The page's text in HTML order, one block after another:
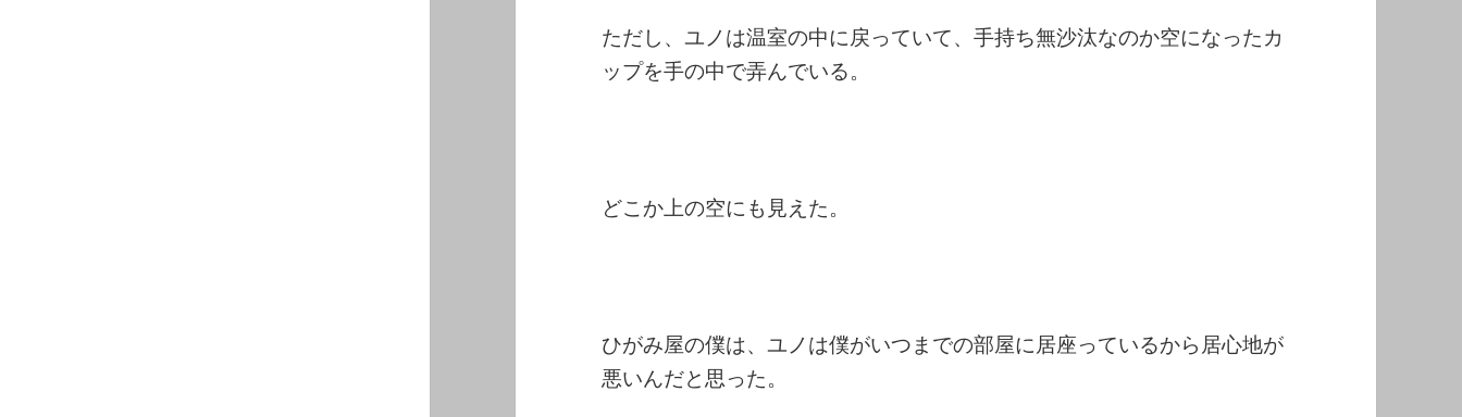
ただし、ユノは温室の中に戻っていて、手持ち無沙汰なのか空になったカ
ップを手の中で弄んでいる。
どこか上の空にも見えた。
ひがみ屋の僕は、ユノは僕がいつまでの部屋に居座っているから居心地が
悪いんだと思った。